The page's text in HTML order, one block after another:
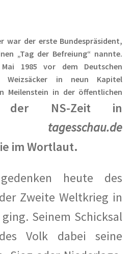
Fermor
war der erste Bundespräsident,
„Tag der Befreiung“ nannte.
1985 vor dem Deutschen
Weizsäcker in neun Kapitel
Meilenstein in der öffentlichen
der NS-Zeit in
tagesschau.de
im Wortlaut.
heute des
Zweite Weltkrieg in
Seinem Schicksal
Volk dabei seine